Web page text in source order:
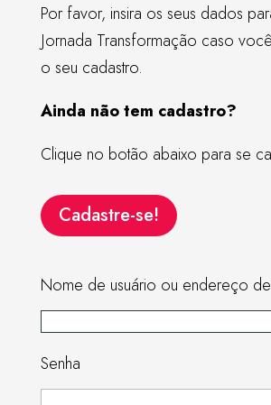
Por favor, insira os seus dados
Jornada Transformação caso
o seu cadastro.
Ainda não tem cadastro?
Clique no botão abaixo para se
Cadastre-se!
Nome de usuário ou endereço
Senha